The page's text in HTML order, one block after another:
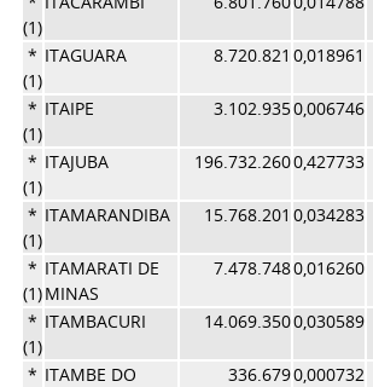
(1)
*
(1)
ITAGUARA 8.720.821 0,018961
*
(1)
ITAIPE 3.102.9350,006746
*
(1)
ITAJUBA 196.732.2600,427733
*
(1)
ITAMARANDIBA 15.768.201 0,034283
*
(1)
ITAMARATI DE
MINAS
7.478.7480,016260
*
(1)
ITAMBACURI 14.069.3500,030589
* ITAMBE DO
336.6790,000732